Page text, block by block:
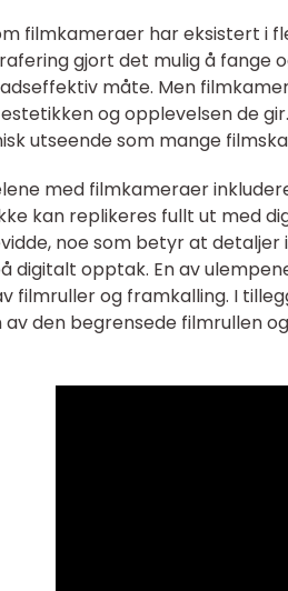
filmkameraer har eksistert i
gjort det mulig å fange
måte. Men
og opplevelsen de
utseende som mange
med filmkameraer
kan replikeres fullt ut med
noe som betyr at
digitalt opptak. En av
filmruller og framkalling. I
av den begrensede filmrullen